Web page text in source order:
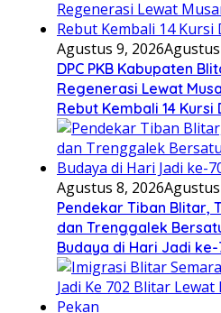
Agustus 9, 2026
DPC PKB Kabupaten
Regenerasi Lewat
Rebut Kembali 14 Kursi
Agustus 8, 2026
Pendekar Tiban Blitar,
dan Trenggalek
Budaya di Hari Jadi